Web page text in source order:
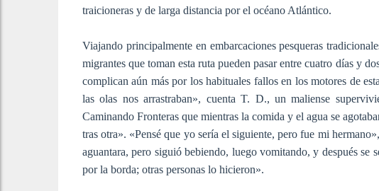
traicioneras y de larga distancia por el océano Atlántico.
Viajando principalmente en embarcaciones pesqueras
migrantes que toman esta ruta pueden pasar entre cuatro días y
complican aún más por los habituales fallos en los motores de
las olas nos arrastraban», cuenta T. D., un maliense
Caminando Fronteras que mientras la comida y el agua se
tras otra». «Pensé que yo sería el siguiente, pero fue mi
aguantara, pero siguió bebiendo, luego vomitando, y después
por la borda; otras personas lo hicieron».